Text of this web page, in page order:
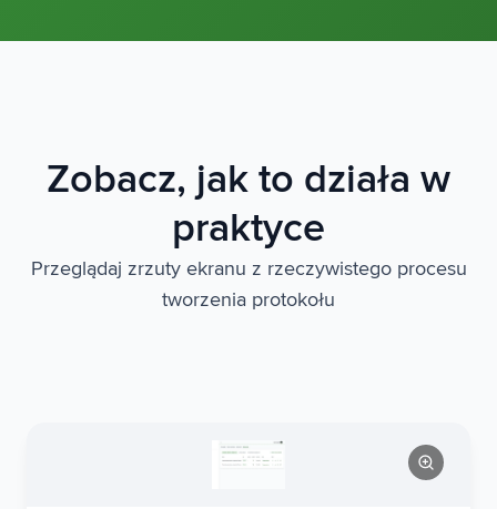
Zobacz, jak to działa w
praktyce
Przeglądaj zrzuty ekranu z rzeczywistego procesu
tworzenia protokołu